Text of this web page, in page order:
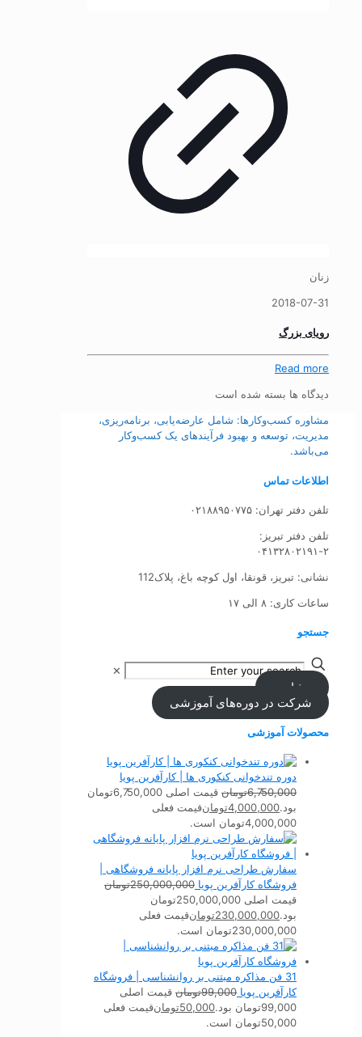
زنان
2018-07-31
رویای بزرگ
Read more
دیدگاه ها بسته شده است
مشاوره کسب‌وکارها: شامل عارضه‌یابی، برنامه‌ریزی،
مدیریت، توسعه و بهبود فرآیندهای یک کسب‌وکار
می‌باشد.
اطلاعات تماس
تلفن دفتر تهران: ۰۲۱۸۸۹۵۰۷۷۵
تلفن‌ دفتر تبریز:
۰۴۱۳۲۸۰۲۱۹۱-۲
نشانی: تبریز، قونقا، اول کوچه باغ، پلاک112
ساعات کاری: ۸ الی ۱۷
جستجو
✕
مشاوره
شرکت در دوره‌های آموزشی
محصولات آموزشی
دوره تندخوانی کنکوری ها | کارآفرین پویا
6,750,000تومان
قیمت اصلی 6,750,000تومان
بود.4,000,000تومانقیمت فعلی
4,000,000تومان است.
سفارش طراحی نرم افزار پایانه فروشگاهی |
فروشگاه کارآفرین پویا 250,000,000تومان
قیمت اصلی 250,000,000تومان
بود.230,000,000تومانقیمت فعلی
230,000,000تومان است.
31 فن مذاکره مبتنی بر روانشناسی | فروشگاه
کارآفرین پویا 99,000تومان قیمت اصلی
99,000تومان بود.
50,000تومانقیمت فعلی
50,000تومان است.